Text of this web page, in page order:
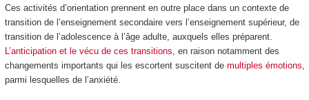
Ces activités d’orientation prennent en outre place dans un contexte de
transition de l’enseignement secondaire vers l’enseignement supérieur, de
transition de l’adolescence à l’âge adulte, auxquels elles préparent.
L’anticipation et le vécu de ces transitions, en raison notamment des
changements importants qui les escortent suscitent de multiples émotions,
parmi lesquelles de l’anxiété.